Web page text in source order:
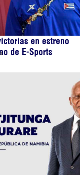
en estreno
de E-Sports